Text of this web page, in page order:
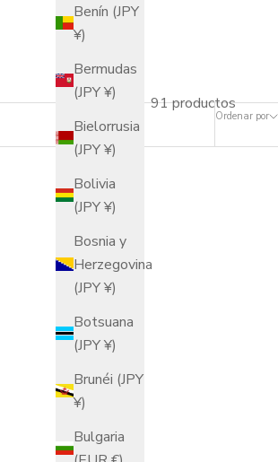
Benín (JPY
¥)
Bermudas
(JPY ¥)
Bielorrusia
(JPY ¥)
Bolivia
(JPY ¥)
Bosnia y
Herzegovina
(JPY ¥)
Botsuana
(JPY ¥)
Brunéi (JPY
¥)
Bulgaria
Ordenar por
91 productos